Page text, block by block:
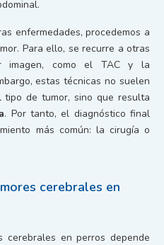
enfermedades, procedemos a
Para ello, se recurre a otras
imagen, como el TAC y la
estas técnicas no suelen
de tumor, sino que resulta
. Por tanto, el diagnóstico final
más común: la cirugía o
cerebrales en
en perros depende